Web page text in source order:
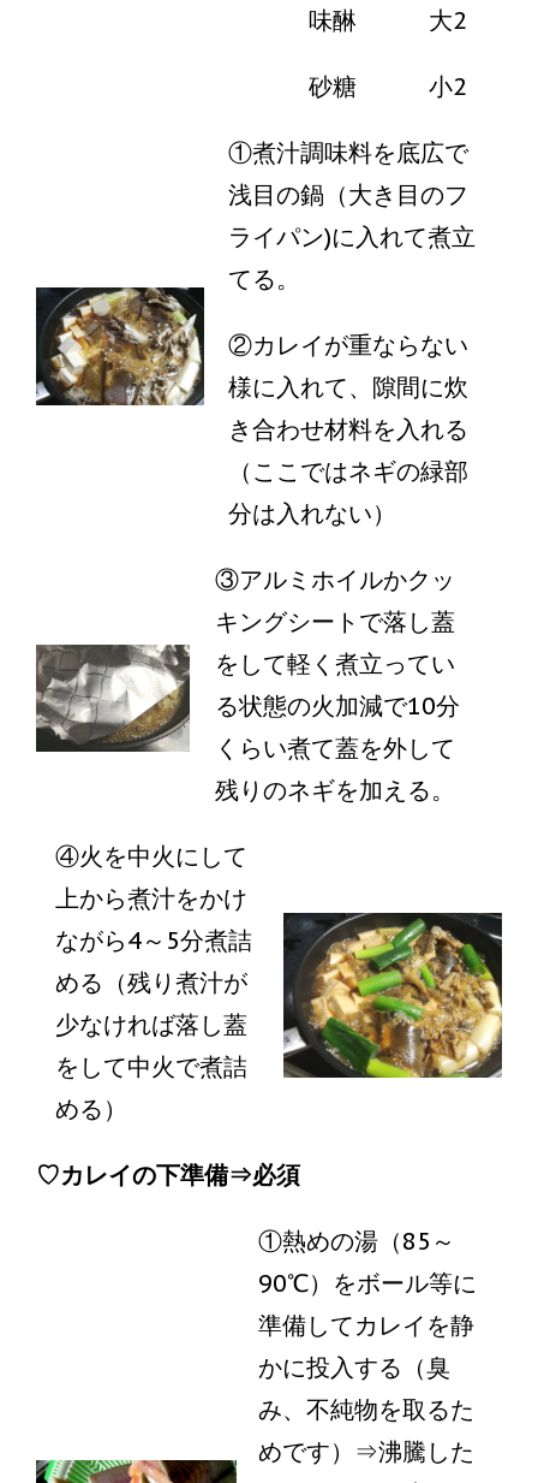
味醂 大2
砂糖 小2
①煮汁調味料を底広で
浅目の鍋（大き目のフ
ライパン)に入れて煮立
てる。
②カレイが重ならない
様に入れて、隙間に炊
き合わせ材料を入れる
（ここではネギの緑部
分は入れない）
③アルミホイルかクッ
キングシートで落し蓋
をして軽く煮立ってい
る状態の火加減で10分
くらい煮て蓋を外して
残りのネギを加える。
④火を中火にして
上から煮汁をかけ
ながら4～5分煮詰
める（残り煮汁が
少なければ落し蓋
をして中火で煮詰
める）
♡カレイの下準備⇒必須
①熱めの湯（85～
90℃）をボール等に
準備してカレイを静
かに投入する（臭
み、不純物を取るた
めです）⇒沸騰した